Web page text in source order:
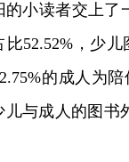
的小读者交上
52.52%，少
的成人为
与成人的图